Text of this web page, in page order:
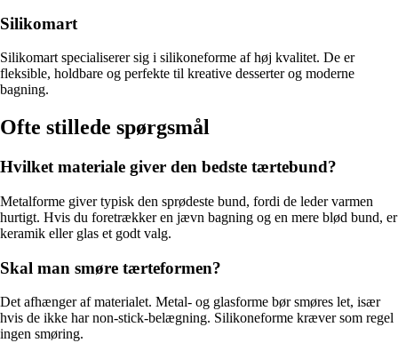
Silikomart
Silikomart specialiserer sig i silikoneforme af høj kvalitet. De er
fleksible, holdbare og perfekte til kreative desserter og moderne
bagning.
Ofte stillede spørgsmål
Hvilket materiale giver den bedste tærtebund?
Metalforme giver typisk den sprødeste bund, fordi de leder varmen
hurtigt. Hvis du foretrækker en jævn bagning og en mere blød bund, er
keramik eller glas et godt valg.
Skal man smøre tærteformen?
Det afhænger af materialet. Metal- og glasforme bør smøres let, især
hvis de ikke har non-stick-belægning. Silikoneforme kræver som regel
ingen smøring.